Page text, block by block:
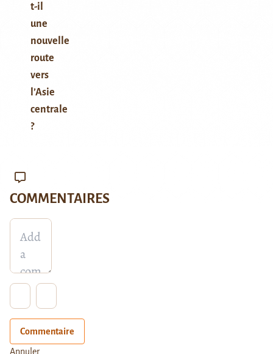
t-il
une
nouvelle
route
vers
l’Asie
centrale
?
COMMENTAIRES
Commentaire
Annuler